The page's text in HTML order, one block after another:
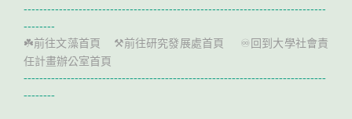
-----------------------------------------------------------------------------
--------
☘️前往文藻首頁 ⚒️前往研究發展處首頁 ♾️ 回到大學社會責
任計畫辦公室首頁
-----------------------------------------------------------------------------
--------